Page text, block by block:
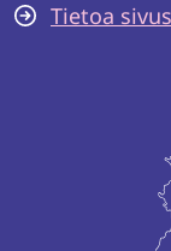
Tietoa